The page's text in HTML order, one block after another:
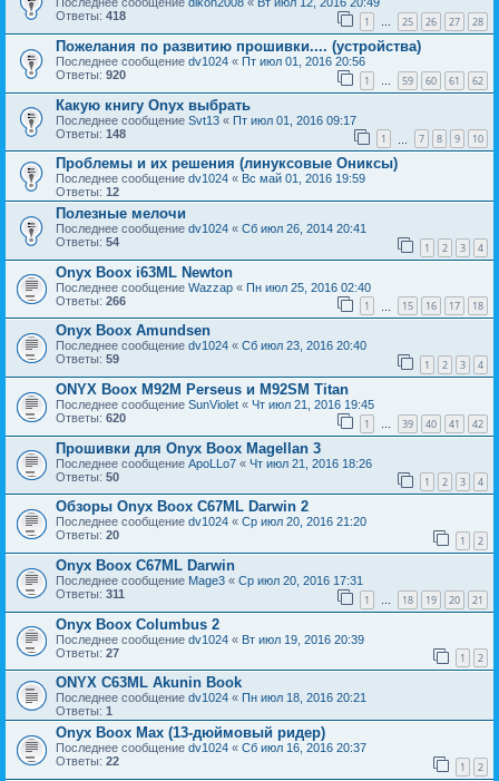
Ответы: 418 1 … 25 26 27 28
Пожелания по развитию прошивки.... (устройства)
Последнее сообщение dv1024 « Пт июл 01, 2016 20:56
Ответы: 920 1 … 59 60 61 62
Какую книгу Onyx выбрать
Последнее сообщение Svt13 « Пт июл 01, 2016 09:17
Ответы: 148 1 7 8 9 10
Проблемы и их решения (линуксовые Ониксы)
Последнее сообщение dv1024 « Вс май 01, 2016 19:59
Ответы: 12
Полезные мелочи
Последнее сообщение dv1024 « Сб июл 26, 2014 20:41
Ответы: 54 1 2 3 4
Onyx Boox i63ML Newton
Последнее сообщение Wazzap « Пн июл 25, 2016 02:40
Ответы: 266 1 15 16 17 18
Onyx Boox Amundsen
Последнее сообщение dv1024 « Сб июл 23, 2016 20:40
Ответы: 59 1 2 3 4
ONYX Boox M92M Perseus и M92SM Titan
Последнее сообщение SunViolet « Чт июл 21, 2016 19:45
Ответы: 620 1 … 39 40 41 42
Прошивки для Onyx Boox Magellan 3
Последнее сообщение ApoLLo7 « Чт июл 21, 2016 18:26
Ответы: 50 1 2 3 4
Обзоры Onyx Boox C67ML Darwin 2
Последнее сообщение dv1024 « Ср июл 20, 2016 21:20
Ответы: 20 1 2
Onyx Boox C67ML Darwin
Последнее сообщение Mage3 « Ср июл 20, 2016 17:31
Ответы: 311 1 … 18 19 20 21
Onyx Boox Columbus 2
Последнее сообщение dv1024 « Вт июл 19, 2016 20:39
Ответы: 27 1 2
ONYX C63ML Akunin Book
Последнее сообщение dv1024 « Пн июл 18, 2016 20:21
Ответы: 1
Onyx Boox Max (13-дюймовый ридер)
Последнее сообщение dv1024 « Сб июл 16, 2016 20:37
Ответы: 22 1 2